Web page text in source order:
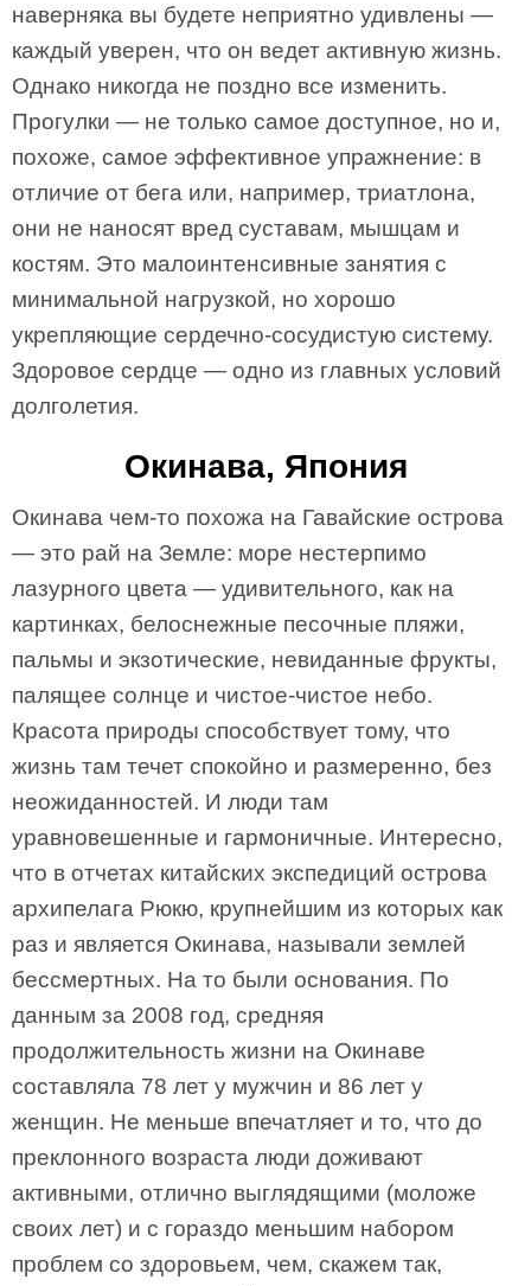
наверняка вы будете неприятно удивлены —
каждый уверен, что он ведет активную жизнь.
Однако никогда не поздно все изменить.
Прогулки — не только самое доступное, но и,
похоже, самое эффективное упражнение: в
отличие от бега или, например, триатлона,
они не наносят вред суставам, мышцам и
костям. Это малоинтенсивные занятия с
минимальной нагрузкой, но хорошо
укрепляющие сердечно-сосудистую систему.
Здоровое сердце — одно из главных условий
долголетия.
Окинава, Япония
Окинава чем-то похожа на Гавайские острова
— это рай на Земле: море нестерпимо
лазурного цвета — удивительного, как на
картинках, белоснежные песочные пляжи,
пальмы и экзотические, невиданные фрукты,
палящее солнце и чистое-чистое небо.
Красота природы способствует тому, что
жизнь там течет спокойно и размеренно, без
неожиданностей. И люди там
уравновешенные и гармоничные. Интересно,
что в отчетах китайских экспедиций острова
архипелага Рюкю, крупнейшим из которых как
раз и является Окинава, называли землей
бессмертных. На то были основания. По
данным за 2008 год, средняя
продолжительность жизни на Окинаве
составляла 78 лет у мужчин и 86 лет у
женщин. Не меньше впечатляет и то, что до
преклонного возраста люди доживают
активными, отлично выглядящими (моложе
своих лет) и с гораздо меньшим набором
проблем со здоровьем, чем, скажем так,